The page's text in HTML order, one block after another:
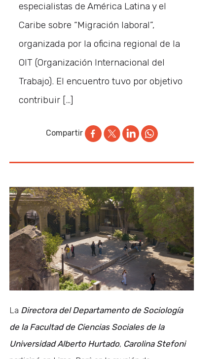
especialistas de América Latina y el
Caribe sobre “Migración laboral”,
organizada por la oficina regional de la
OIT (Organización Internacional del
Trabajo). El encuentro tuvo por objetivo
contribuir […]
Compartir
La Directora del Departamento de Sociología
de la Facultad de Ciencias Sociales de la
Universidad Alberto Hurtado, Carolina Stefoni